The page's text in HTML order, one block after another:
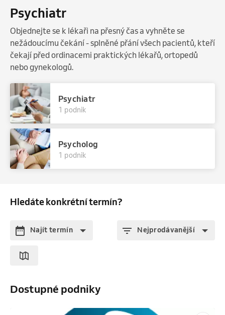
Psychiatr
Objednejte se k lékaři na přesný čas a vyhněte se
nežádoucímu čekání - splněné přání všech pacientů, kteří
čekají před ordinacemi praktických lékařů, ortopedů
nebo gynekologů.
Psychiatr
1 podnik
Psycholog
1 podnik
Hledáte konkrétní termín?
Najít termín Nejprodávanější
Dostupné podniky